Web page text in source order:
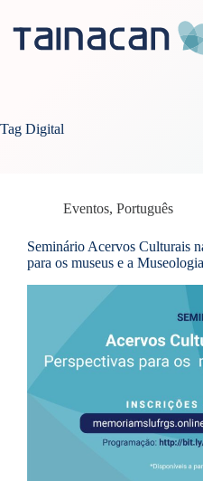
conteúdo
Tag Digital
Eventos, Português
Seminário Acervos Culturais
para os museus e a Museologia